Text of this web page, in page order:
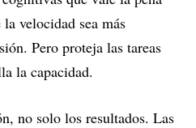
velocidad sea más
Pero proteja las tareas
la capacidad.
no solo los resultados. Las